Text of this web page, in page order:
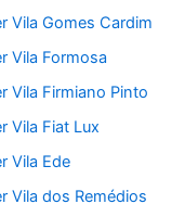
Vila Gomes Cardim
Vila Formosa
Vila Firmiano Pinto
Vila Fiat Lux
Vila Ede
Vila dos Remédios